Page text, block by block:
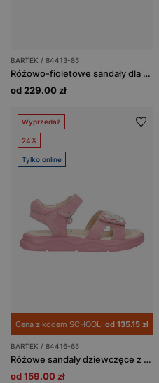
BARTEK / 84413-85
Różowo-fioletowe sandały dla dziewczynki zapinane na rzepy BARTEK 84413-85
od 229.00 zł
Wyprzedaż
24%
Tylko online
Cena z kodem SCHOOL: od 135.15 zł
BARTEK / 84416-65
Różowe sandały dziewczęce z kwiatowymi detalami BARTEK 84416-65
od 159.00 zł